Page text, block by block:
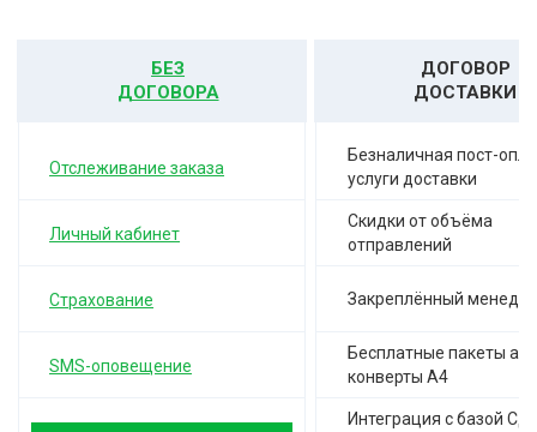
БЕЗ
ДОГОВОРА
Отслеживание заказа
Личный кабинет
Страхование
SMS-оповещение
ДОГОВОР
ДОСТАВКИ
Безналичная пост-
услуги доставки
Скидки от объёма
отправлений
Закреплённый
Бесплатные пакеты а-
конверты А4
Интеграция с базой